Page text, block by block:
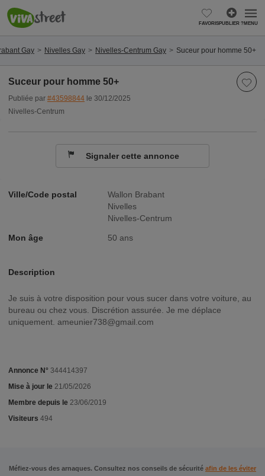
FAVORISPUBLIER ?MENU
Gay Nivelles Gay Nivelles-Centrum Gay Suceur pour homme 50+
Suceur pour homme 50+
Publiée par #43598844 le 30/12/2025
Nivelles-Centrum
Ville/Code postal
Wallon Brabant
Nivelles
Nivelles-Centrum
Mon âge 50 ans
Description
Je suis à votre disposition pour vous sucer dans votre voiture, au
bureau ou chez vous. Discrétion assurée. Je me déplace
uniquement. ameunier738@gmail.com
Annonce N° 344414397
Mise à jour le 21/05/2026
Membre depuis le 23/06/2019
Visiteurs 494
Méfiez-vous des arnaques. Consultez nos conseils de sécurité afin de les éviter
Signaler cette annonce